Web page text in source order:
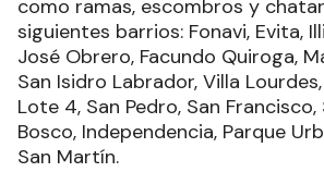
como ramas, escombros y
siguientes barrios: Fonavi, Evita,
José Obrero, Facundo Quiroga,
San Isidro Labrador, Villa
Lote 4, San Pedro, San Francisco,
Bosco, Independencia, Parque
San Martín.